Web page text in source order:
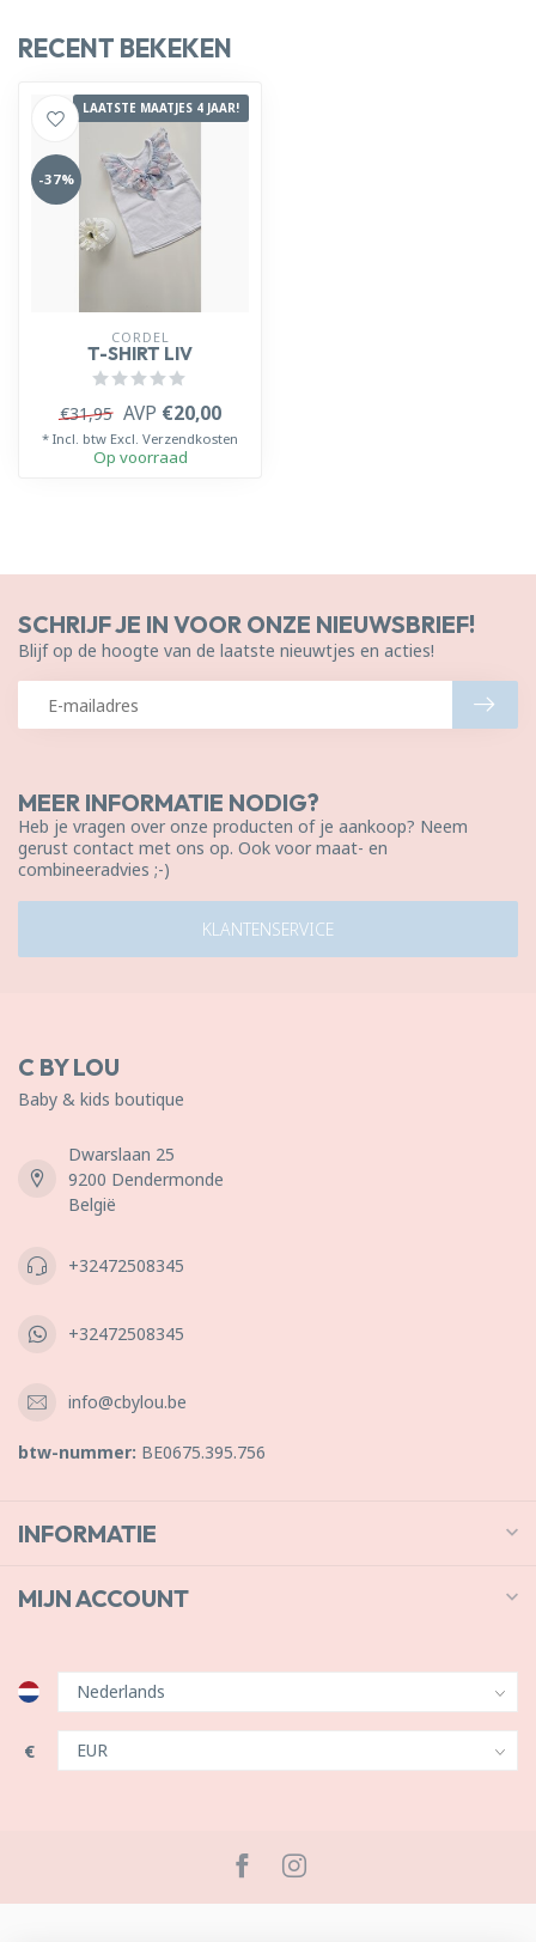
RECENT BEKEKEN
LAATSTE MAATJES 4 JAAR!
-37%
CORDEL
T-SHIRT LIV
€31,95 AVP €20,00
* Incl. btw Excl. Verzendkosten
Op voorraad
MEER INFORMATIE NODIG?
Heb je vragen over onze producten of je aankoop? Neem
gerust contact met ons op. Ook voor maat- en
combineeradvies ;-)
KLANTENSERVICE
SCHRIJF JE IN VOOR ONZE NIEUWSBRIEF!
Blijf op de hoogte van de laatste nieuwtjes en acties!
C BY LOU
Baby & kids boutique
Dwarslaan 25
9200 Dendermonde
België
+32472508345
+32472508345
info@cbylou.be
btw-nummer: BE0675.395.756
INFORMATIE
MIJN ACCOUNT
€